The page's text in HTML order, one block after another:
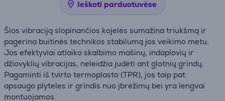
Ieškoti parduotuvėse
Šios vibraciją slopinančios kojelės sumažina triukšmą ir
pagerina buitinės technikos stabilumą jos veikimo metu.
Jos efektyviai atlaiko skalbimo mašinų, indaplovių ir
džiovyklių vibracijas, neleidžia judėti ant glotnių grindų.
Pagaminti iš tvirto termoplasto (TPR), jos taip pat
apsaugo plyteles ir grindis nuo įbrėžimų bei yra lengvai
montuojamos.